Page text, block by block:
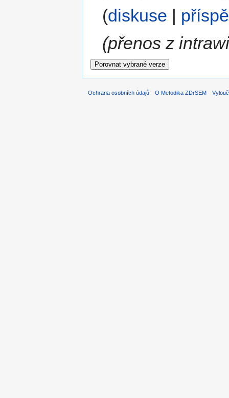
(diskuse |
(přenos z
Ochrana osobních údajů O Metodika ZDrSEM